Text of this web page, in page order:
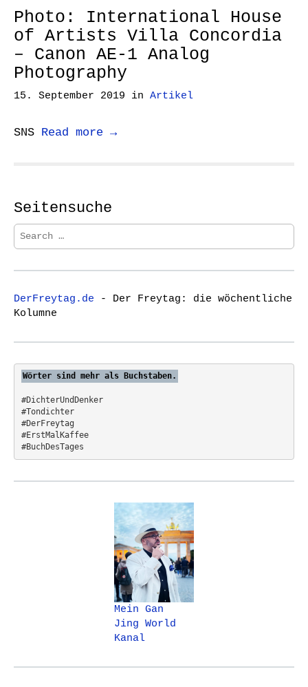
Photo: International House
of Artists Villa Concordia
– Canon AE-1 Analog
Photography
15. September 2019 in Artikel
SNS Read more →
Seitensuche
S
e
r
h
f
r
DerFreytag.de - Der Freytag: die wöchentliche
Kolumne
Wörter sind mehr als Buchstaben.
#DichterUndDenker
#Tondichter
#DerFreytag
#ErstMalKaffee
#BuchDesTages
Mein Gan
Jing World
Kanal